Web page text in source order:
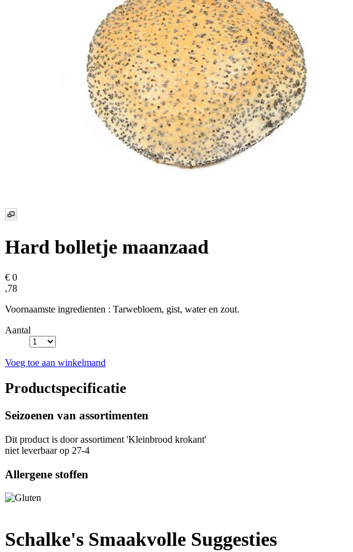
Hard bolletje maanzaad
€ 0
,78
Voornaamste ingredienten : Tarwebloem, gist, water en zout.
Aantal
Voeg toe aan winkelmand
Productspecificatie
Seizoenen van assortimenten
Dit product is door assortiment 'Kleinbrood krokant'
niet leverbaar op 27-4
Allergene stoffen
Schalke's Smaakvolle Suggesties